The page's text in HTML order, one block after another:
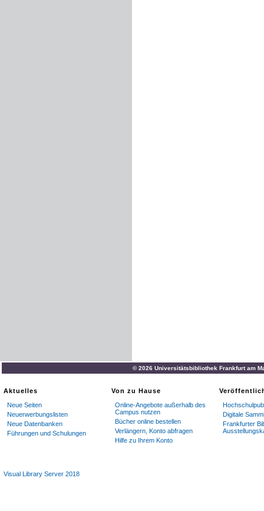
© 2026 Universitätsbibliothek Frankfurt am
Aktuelles
Neue Seiten
Neuerwerbungslisten
Neue Datenbanken
Führungen und Schulungen
Von zu Hause
Online-Angebote außerhalb des
Campus nutzen
Bücher online bestellen
Verlängern, Konto abfragen
Hilfe zu Ihrem Konto
Digitale
Frankfurter
Visual Library Server 2018